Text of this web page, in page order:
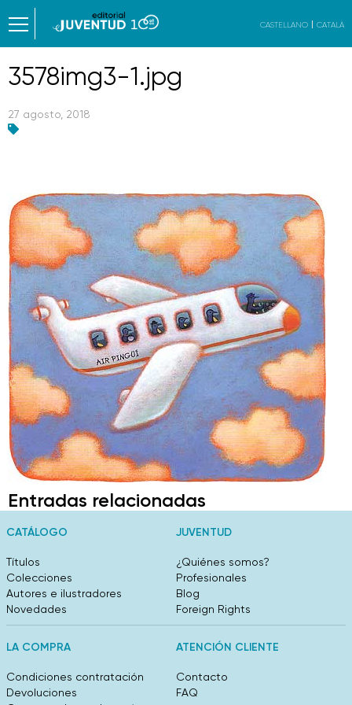
CASTELLANO CATALÀ
3578img3-1.jpg
27 agosto, 2018
Entradas relacionadas
CATÁLOGO
Títulos
Colecciones
Autores e ilustradores
Novedades
JUVENTUD
¿Quiénes somos?
Profesionales
Blog
Foreign Rights
LA COMPRA
Condiciones contratación
Devoluciones
ATENCIÓN CLIENTE
Contacto
FAQ